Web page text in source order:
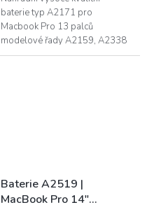
baterie typ A2171 pro
Macbook Pro 13 palců
modelové řady A2159, A2338
a A2289. Naše baterie mají CE,
Baterie A2519 |
MacBook Pro 14"